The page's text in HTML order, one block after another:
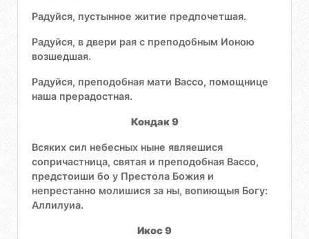
Радуйся, пустынное житие предпочетшая.
Радуйся, в двери рая с преподобным Ионою
возшедшая.
Радуйся, преподобная мати Вассо, помощнице
наша прерадостная.
Кондак 9
Всяких сил небесных ныне являешися
сопричастница, святая и преподобная Вассо,
предстоиши бо у Престола Божия и
непрестанно молишися за ны, вопиющыя Богу:
Аллилуиа.
Икос 9